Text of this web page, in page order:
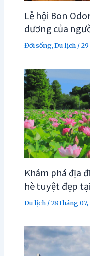
Lễ hội Bon
dương của
Đời sống,Du lịch/29
Khám phá địa
hè tuyệt đẹp
Du lịch/28 tháng 07,